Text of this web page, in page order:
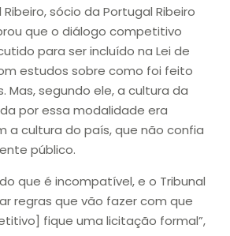
sócio da Portugal Ribeiro
que o diálogo competitivo
para ser incluído na Lei de
estudos sobre como foi feito
Mas, segundo ele, a cultura da
por essa modalidade era
a cultura do país, que não confia
público.
que é incompatível, e o Tribunal
regras que vão fazer com que
fique uma licitação formal”,